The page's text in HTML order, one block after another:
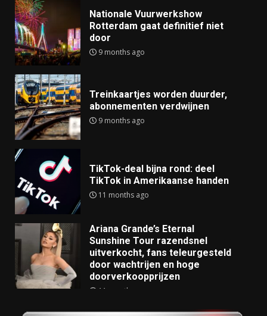
Nationale Vuurwerkshow
Rotterdam gaat definitief niet
door
9 months ago
Treinkaartjes worden duurder,
abonnementen verdwijnen
9 months ago
TikTok-deal bijna rond: deel
TikTok in Amerikaanse handen
11 months ago
Ariana Grande’s Eternal
Sunshine Tour razendsnel
uitverkocht, fans teleurgesteld
door wachtrijen en hoge
doorverkoopprijzen
11 months ago